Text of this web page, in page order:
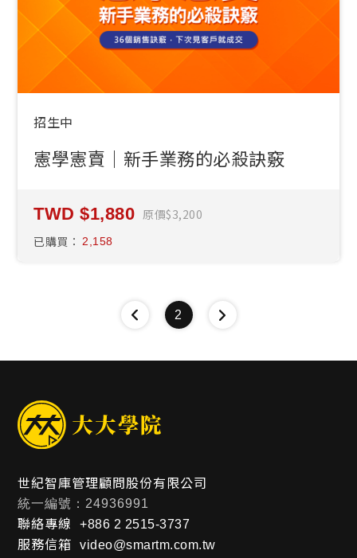
招生中
憲學憲賣｜新手業務的必殺訣竅
1,880 原價 3,200
已購買： 2,158
2
世紀智庫管理顧問股份有限公司
統一編號：24936991
聯絡專線 +886 2 2515-3737
服務信箱 video@smartm.com.tw